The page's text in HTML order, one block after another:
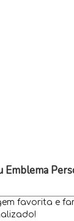
Emblema
favorita e